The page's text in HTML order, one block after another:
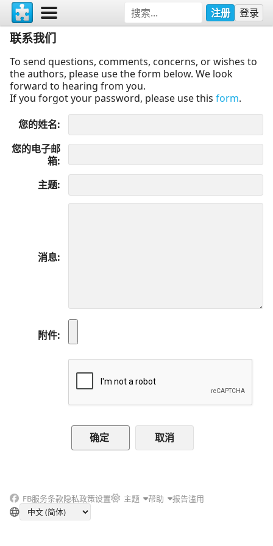
注册 登录
联系我们
To send questions, comments, concerns, or wishes to
the authors, please use the form below. We look
forward to hearing from you.
If you forgot your password, please use this form.
您的姓名
您的电子邮
箱
主题
消息
附件
取消
FB服务条款隐私政策设置 主题 帮助 报告滥用